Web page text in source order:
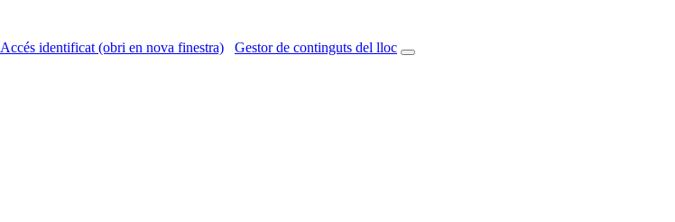
Accés identificat (obri en nova finestra) Gestor de continguts del lloc